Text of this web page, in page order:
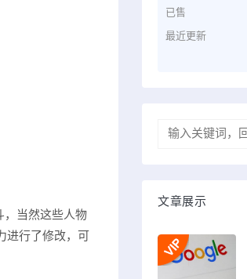
，当然这些人物
行了修改，可
已售
最近更新
文章展示